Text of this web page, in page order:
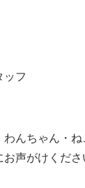
ッフ
んちゃん・
声がけくださ